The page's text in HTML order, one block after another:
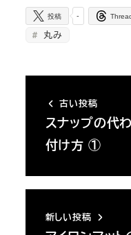
-
投稿
丸み
古い投稿
スナップの代
付け方 ①
新しい投稿